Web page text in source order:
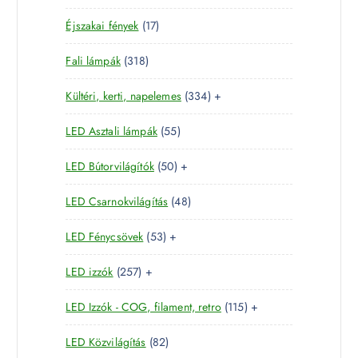
k
m
é
k
t
r
é
k
5
e
m
é
k
Éjszakai fények 171
7
e
r
m
é
k
Fali lámpák 3183
1
8
t
e
r
m
é
k
Kültéri, kerti, napelemes 3343
3
t
r
é
+
LED Asztali lámpák 555
5
t
e
r
m
k
LED Bútorvilágítók 505
0
t
e
r
m
k
+
LED Csarnokvilágítás 484
8
e
m
é
k
LED Fénycsövek 535
3
e
r
m
é
+
LED izzók 2572
5
7
t
e
+
LED Izzók - COG, filament, retro 1151
1
+
LED Közvilágítás 828